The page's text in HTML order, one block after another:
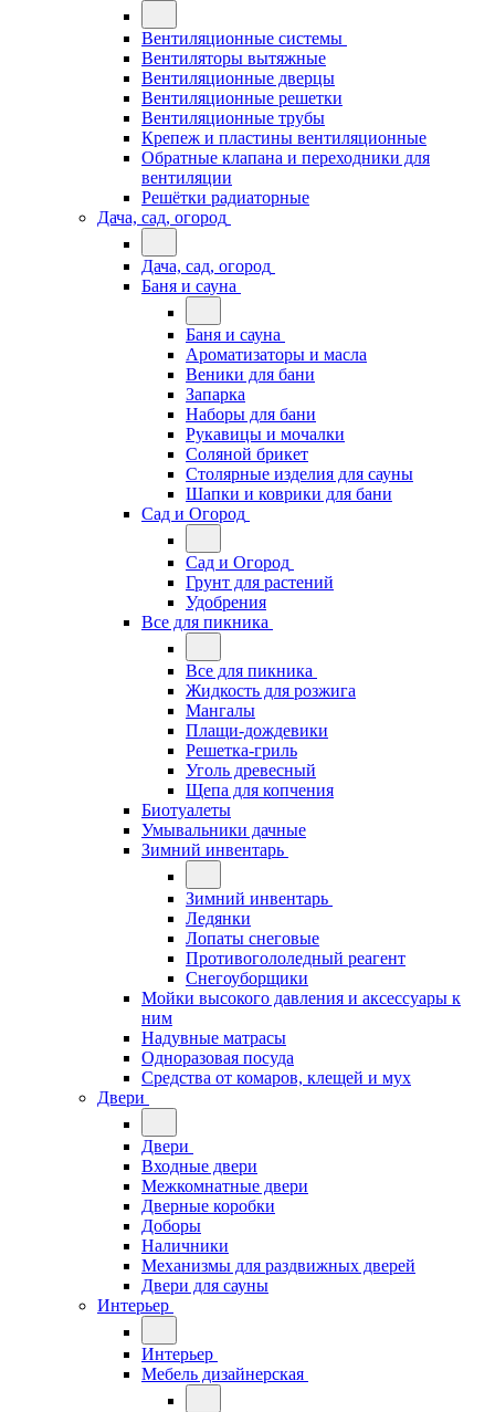
Вентиляционные системы
Вентиляторы вытяжные
Вентиляционные дверцы
Вентиляционные решетки
Вентиляционные трубы
Крепеж и пластины вентиляционные
Обратные клапана и переходники для
вентиляции
Решётки радиаторные
Дача, сад, огород
Дача, сад, огород
Баня и сауна
Баня и сауна
Ароматизаторы и масла
Веники для бани
Запарка
Наборы для бани
Рукавицы и мочалки
Соляной брикет
Столярные изделия для сауны
Шапки и коврики для бани
Сад и Огород
Сад и Огород
Грунт для растений
Удобрения
Все для пикника
Все для пикника
Жидкость для розжига
Мангалы
Плащи-дождевики
Решетка-гриль
Уголь древесный
Щепа для копчения
Биотуалеты
Умывальники дачные
Зимний инвентарь
Зимний инвентарь
Ледянки
Лопаты снеговые
Противогололедный реагент
Снегоуборщики
Мойки высокого давления и аксессуары к
ним
Надувные матрасы
Одноразовая посуда
Средства от комаров, клещей и мух
Двери
Двери
Входные двери
Межкомнатные двери
Дверные коробки
Доборы
Наличники
Механизмы для раздвижных дверей
Двери для сауны
Интерьер
Интерьер
Мебель дизайнерская